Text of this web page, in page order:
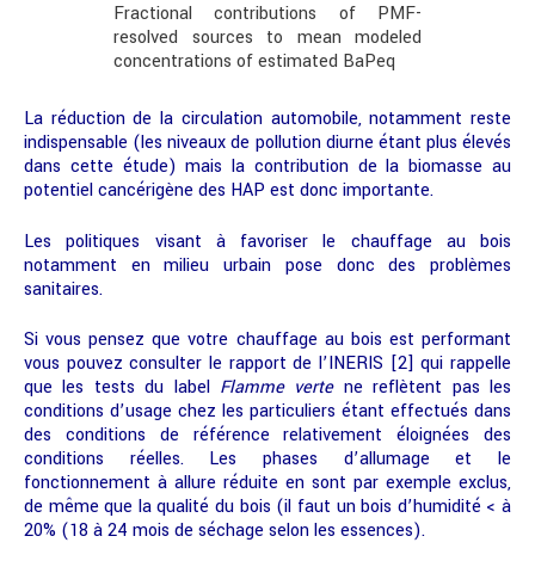
Fractional contributions of PMF-
resolved sources to mean modeled
concentrations of estimated BaPeq
La réduction de la circulation automobile, notamment reste
indispensable (les niveaux de pollution diurne étant plus élevés
dans cette étude) mais la contribution de la biomasse au
potentiel cancérigène des HAP est donc importante.
Les politiques visant à favoriser le chauffage au bois
notamment en milieu urbain pose donc des problèmes
sanitaires.
Si vous pensez que votre chauffage au bois est performant
vous pouvez consulter le rapport de l’INERIS [2] qui rappelle
que les tests du label Flamme vertene reflètent pas les
conditions d’usage chez les particuliers étant effectués dans
des conditions de référence relativement éloignées des
conditions réelles. Les phases d’allumage et le
fonctionnement à allure réduite en sont par exemple exclus,
de même que la qualité du bois (il faut un bois d’humidité < à
20% (18 à 24 mois de séchage selon les essences).